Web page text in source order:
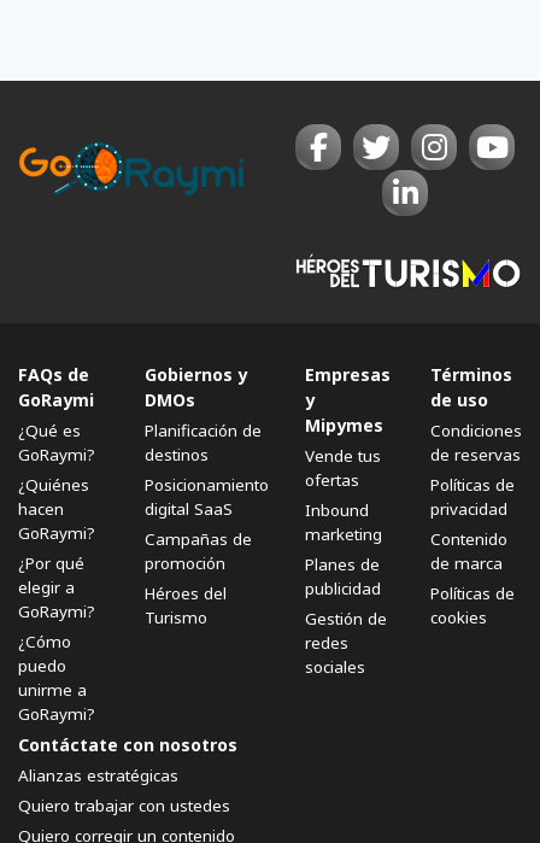
FAQs de
GoRaymi
¿Qué es
GoRaymi?
¿Quiénes
hacen
GoRaymi?
¿Por qué
elegir a
GoRaymi?
¿Cómo
puedo
unirme a
GoRaymi?
Gobiernos y
DMOs
Planificación de
destinos
Posicionamiento
digital SaaS
Campañas de
promoción
Héroes del
Turismo
Empresas
y
Mipymes
Vende tus
ofertas
Inbound
marketing
Planes de
publicidad
Gestión de
redes
sociales
Términos
de uso
Condiciones
de reservas
Políticas de
privacidad
Contenido
de marca
Políticas de
cookies
Contáctate con nosotros
Alianzas estratégicas
Quiero trabajar con ustedes
Quiero corregir un contenido